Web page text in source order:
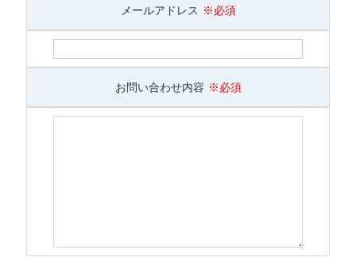
メールアドレス ※必須
お問い合わせ内容 ※必須